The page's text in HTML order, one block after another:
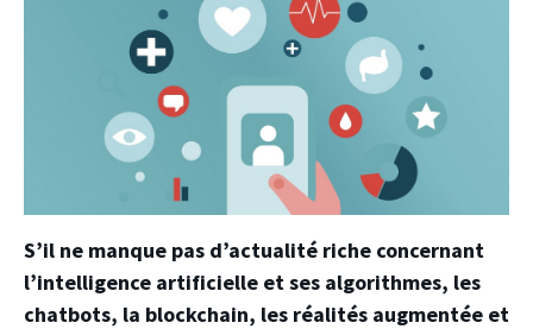
S’il ne manque pas d’actualité riche concernant
l’intelligence artificielle et ses algorithmes, les
chatbots, la blockchain, les réalités augmentée et